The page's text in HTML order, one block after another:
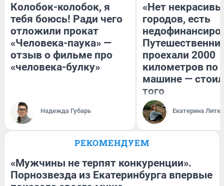
Колобок-колобок, я
тебя боюсь! Ради чего
отложили прокат
«Человека-паука» —
отзыв о фильме про
«человека-булку»
Надежда Губарь
«Нет
городов, есть
проехали 2000
километров по
машине —
того
Екатерина
РЕКОМЕНДУЕМ
«Мужчины не терпят конкуренции».
Порнозвезда из Екатеринбурга впервые